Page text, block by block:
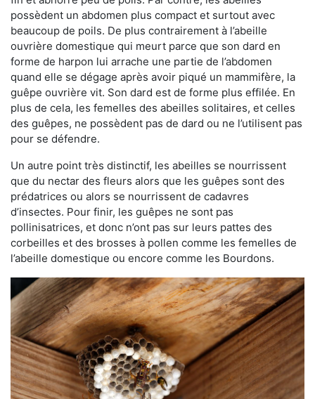
possèdent un abdomen plus compact et surtout avec
beaucoup de poils. De plus contrairement à l’abeille
ouvrière domestique qui meurt parce que son dard en
forme de harpon lui arrache une partie de l’abdomen
quand elle se dégage après avoir piqué un mammifère, la
guêpe ouvrière vit. Son dard est de forme plus effilée. En
plus de cela, les femelles des abeilles solitaires, et celles
des guêpes, ne possèdent pas de dard ou ne l’utilisent pas
pour se défendre.
Un autre point très distinctif, les abeilles se nourrissent
que du nectar des fleurs alors que les guêpes sont des
prédatrices ou alors se nourrissent de cadavres
d’insectes. Pour finir, les guêpes ne sont pas
pollinisatrices, et donc n’ont pas sur leurs pattes des
corbeilles et des brosses à pollen comme les femelles de
l’abeille domestique ou encore comme les Bourdons.